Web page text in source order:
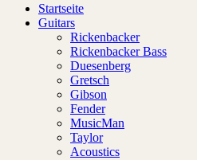
Startseite
Guitars
Rickenbacker
Rickenbacker Bass
Duesenberg
Gretsch
Gibson
Fender
MusicMan
Taylor
Acoustics